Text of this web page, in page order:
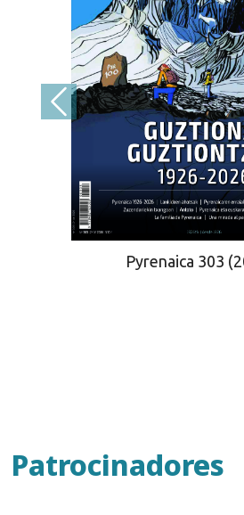
Pyrenaica 303
Patrocinadores